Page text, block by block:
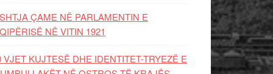
ÇAME NË PARLAMENTIN E
NË VITIN 1921
VJET KUJTESË DHE IDENTITET-TRYEZË E